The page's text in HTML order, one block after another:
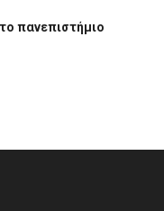
πανεπιστήμιο